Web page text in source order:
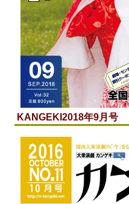
KANGEKI2018年9月号